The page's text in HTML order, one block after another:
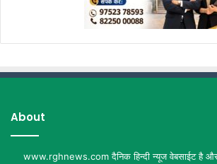
About
www.rghnews.com दैनिक हिन्दी न्यूज वेबसाईट है और